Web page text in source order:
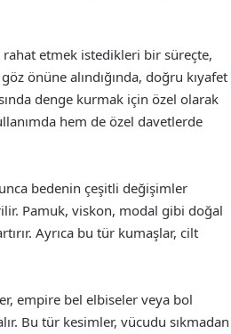
rahat etmek istedikleri bir süreçte,
önüne alındığında, doğru kıyafet
denge kurmak için özel olarak
hem de özel davetlerde
bedenin çeşitli değişimler
Pamuk, viskon, modal gibi doğal
Ayrıca bu tür kumaşlar, cilt
empire bel elbiseler veya bol
Bu tür kesimler, vücudu sıkmadan